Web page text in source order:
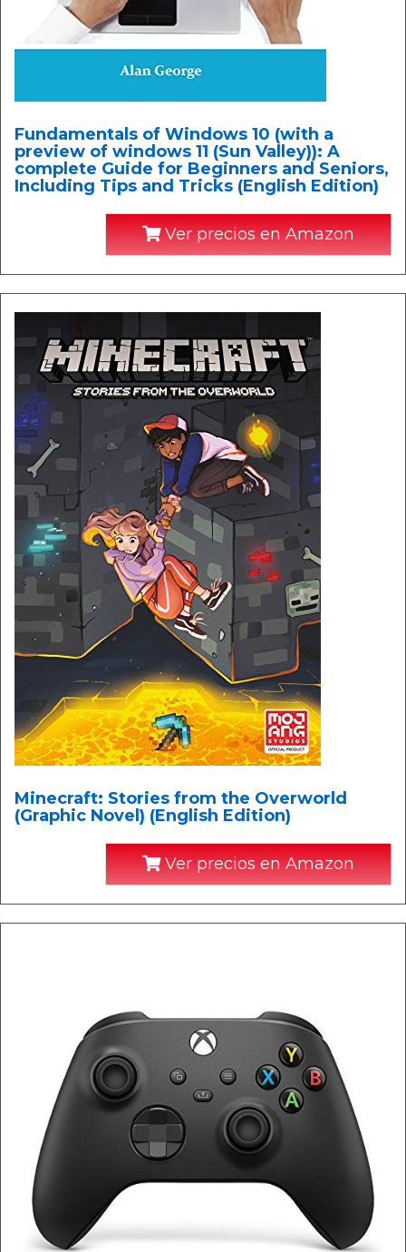
Fundamentals of Windows 10 (with a
preview of windows 11 (Sun Valley)): A
complete Guide for Beginners and Seniors,
Including Tips and Tricks (English Edition)
Ver precios en Amazon
Minecraft: Stories from the Overworld
(Graphic Novel) (English Edition)
Ver precios en Amazon